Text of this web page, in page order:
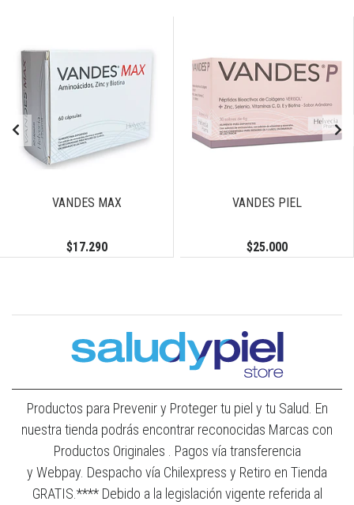
VANDES MAX
$17.290
VANDES PIEL
$25.000
Productos para Prevenir y Proteger tu piel y tu Salud. En
nuestra tienda podrás encontrar reconocidas Marcas con
Productos Originales . Pagos vía transferencia
y Webpay. Despacho vía Chilexpress y Retiro en Tienda
GRATIS.**** Debido a la legislación vigente referida al